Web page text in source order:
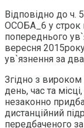
Відповідно до ч.
ОСОБА_6 у строк
попереднього
вересня
ув`язнення за
Згідно з
день, час та
незаконно
дистанційний
передбаченого